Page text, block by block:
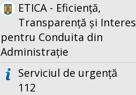
ETICA - Eficiență,
Transparență și Interes
pentru Conduita din
Administrație
Serviciul de urgență
112